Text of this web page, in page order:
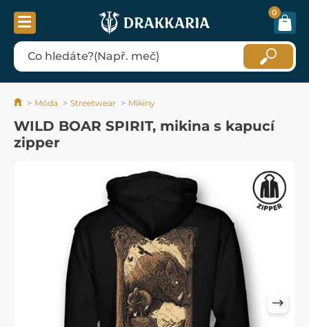
0
Móda Streetwear Mikiny
WILD BOAR SPIRIT, mikina s kapucí
zipper